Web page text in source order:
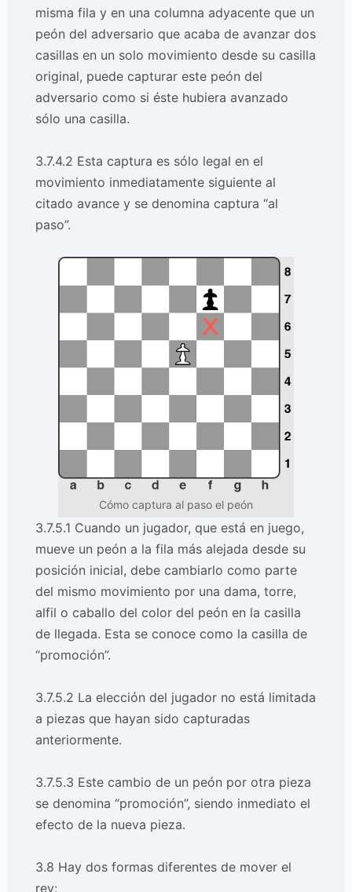
misma fila y en una columna adyacente que un
peón del adversario que acaba de avanzar dos
casillas en un solo movimiento desde su casilla
original, puede capturar este peón del
adversario como si éste hubiera avanzado
sólo una casilla.
3.7.4.2 Esta captura es sólo legal en el
movimiento inmediatamente siguiente al
citado avance y se denomina captura “al
paso”.
Cómo captura al paso el peón
3.7.5.1 Cuando un jugador, que está en juego,
mueve un peón a la fila más alejada desde su
posición inicial, debe cambiarlo como parte
del mismo movimiento por una dama, torre,
alfil o caballo del color del peón en la casilla
de llegada. Esta se conoce como la casilla de
“promoción”.
3.7.5.2 La elección del jugador no está limitada
a piezas que hayan sido capturadas
anteriormente.
3.7.5.3 Este cambio de un peón por otra pieza
se denomina “promoción”, siendo inmediato el
efecto de la nueva pieza.
3.8 Hay dos formas diferentes de mover el
rey: